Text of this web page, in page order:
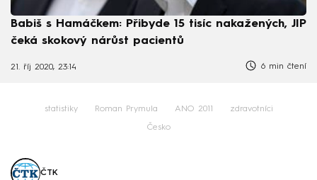
Babiš s Hamáčkem: Přibyde 15 tisíc nakažených, JIP
čeká skokový nárůst pacientů
21. říj 2020, 23:14 6 min čtení
statistiky Roman Prymula ANO 2011 zdravotníci
Česko
ČTK